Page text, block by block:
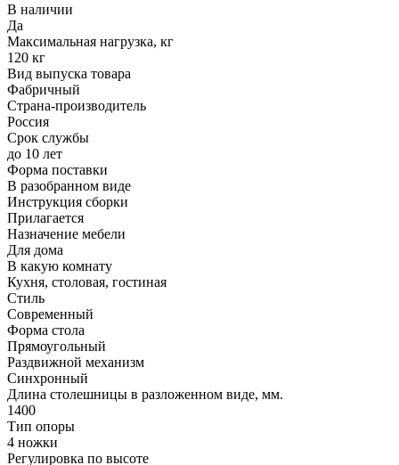
В наличии
Да
Максимальная нагрузка, кг
120 кг
Вид выпуска товара
Фабричный
Страна-производитель
Россия
Срок службы
до 10 лет
Форма поставки
В разобранном виде
Инструкция сборки
Прилагается
Назначение мебели
Для дома
В какую комнату
Кухня, столовая, гостиная
Стиль
Современный
Форма стола
Прямоугольный
Раздвижной механизм
Синхронный
Длина столешницы в разложенном виде, мм.
1400
Тип опоры
4 ножки
Регулировка по высоте